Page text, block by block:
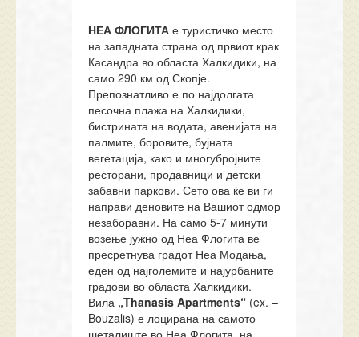
НЕА ФЛОГИТА е туристичко место
на западната страна од првиот крак
Касандра во областа Халкидики, на
само 290 км од Скопје.
Препознатливо е по најдолгата
песочна плажа на Халкидики,
бистрината на водата, авенијата на
палмите, боровите, бујната
вегетација, како и многубројните
ресторани, продавници и детски
забавни паркови. Сето ова ќе ви ги
направи деновите на Вашиот одмор
незаборавни. На само 5-7 минути
возење јужно од Неа Флогита ве
пресретнува градот Неа Модања,
еден од најголемите и најурбаните
градови во областа Халкидики.
Вила „Thanasis Apartments“ (ex. –
Bouzalis) е лоцирана на самото
шеталиште во Неа Флогита, на